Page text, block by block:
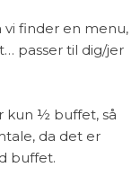
vi finder en menu,
passer til dig/jer
kun ½ buffet, så
da det er
buffet.